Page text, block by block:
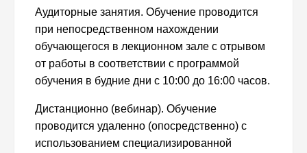
Аудиторные занятия. Обучение проводится
при непосредственном нахождении
обучающегося в лекционном зале с отрывом
от работы в соответствии с программой
обучения в будние дни с 10:00 до 16:00 часов.
Дистанционно (вебинар). Обучение
проводится удаленно (опосредственно) с
использованием специализированной